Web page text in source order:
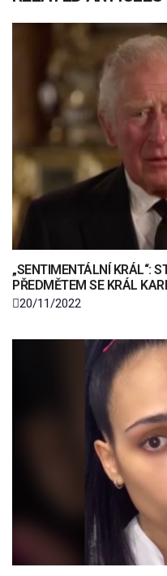
„SENTIMENTÁLNÍ KRÁL“:
PŘEDMĚTEM SE KRÁL
20/11/2022